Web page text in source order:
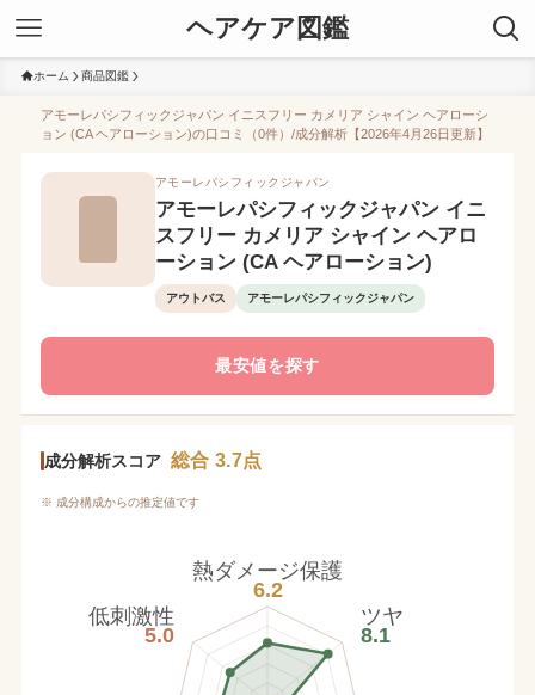
ヘアケア図鑑
ホーム 商品図鑑
アモーレパシフィックジャパン イニスフリー カメリア シャイン ヘアローシ
ョン (CA ヘアローション)の口コミ（0件）/成分解析【2026年4月26日更新】
アモーレパシフィックジャパン
アモーレパシフィックジャパン イニ
スフリー カメリア シャイン ヘアロ
ーション (CA ヘアローション)
アウトバス アモーレパシフィックジャパン
最安値を探す
成分解析スコア 総合 3.7点
※ 成分構成からの推定値です
熱ダメージ保護
6.2
ツヤ
8.1
低刺激性
5.0